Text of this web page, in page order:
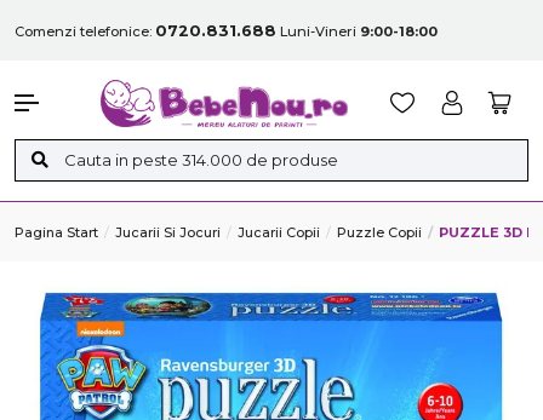
Comenzi telefonice: 0720.831.688 Luni-Vineri 9:00-18:00
Pagina Start Jucarii Si Jocuri Jucarii Copii Puzzle Copii PUZZLE 3D